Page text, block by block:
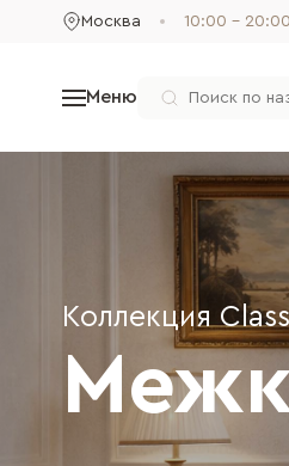
Москва 10:00 -
Меню
Коллекция